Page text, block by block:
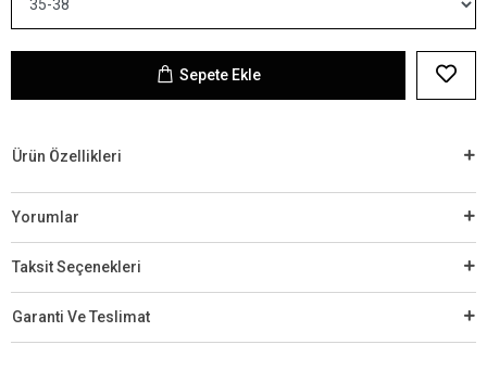
Sepete Ekle
Ürün Özellikleri
Yorumlar
Taksit Seçenekleri
Garanti Ve Teslimat